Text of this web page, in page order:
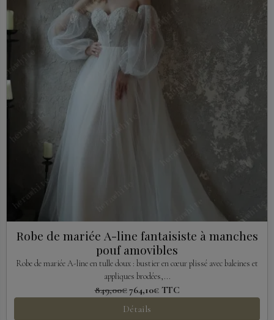
Robe de mariée A-line fantaisiste à manches
pouf amovibles
Robe de mariée A-line en tulle doux : bustier en cœur plissé avec baleines et
appliques brodées,...
849,00€764,10€ TTC
Détails